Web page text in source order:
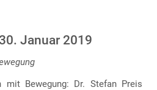
Januar 2019
mit Bewegung: Dr. Stefan Preis